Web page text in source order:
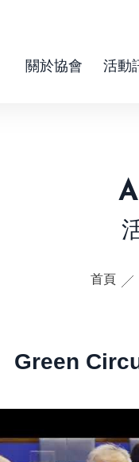
關於協會 活動
首頁
Green